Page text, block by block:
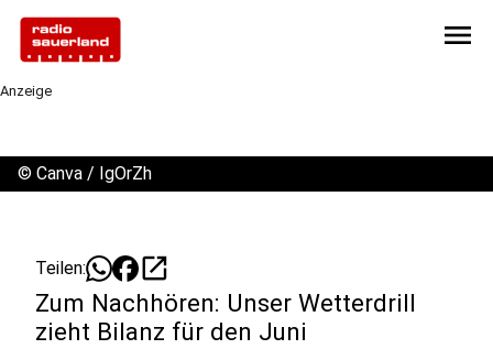
menu
Anzeige
© Canva / IgOrZh
Teilen: open_in_new
Zum Nachhören: Unser Wetterdrill
zieht Bilanz für den Juni